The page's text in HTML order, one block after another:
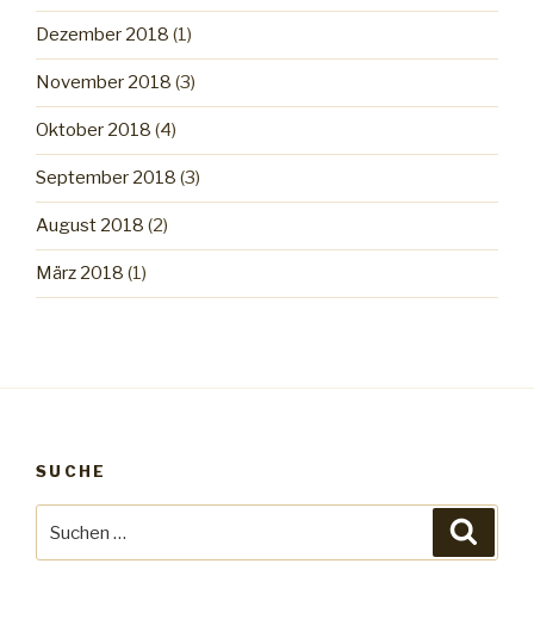
Dezember 2018 (1)
November 2018 (3)
Oktober 2018 (4)
September 2018 (3)
August 2018 (2)
März 2018 (1)
SUCHE